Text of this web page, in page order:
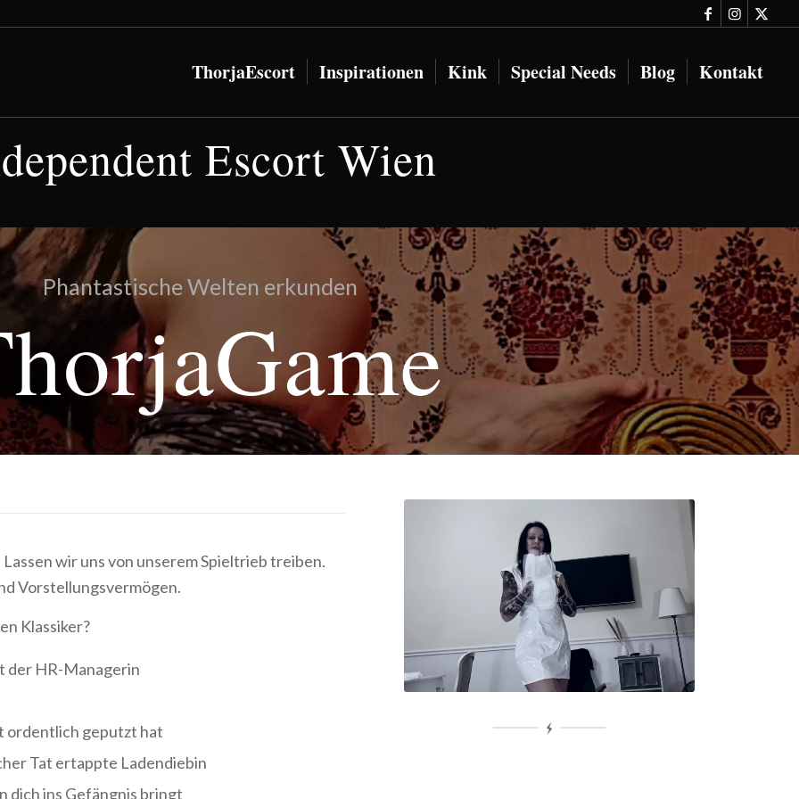
ThorjaEscort Inspirationen Kink Special Needs Blog Kontakt
Escort Wien
Phantastische Welten erkunden
wir uns von unserem Spieltrieb treiben.
Vorstellungsvermögen.
Klassiker?
der HR-Managerin
ordentlich geputzt hat
Tat ertappte Ladendiebin
dich ins Gefängnis bringt